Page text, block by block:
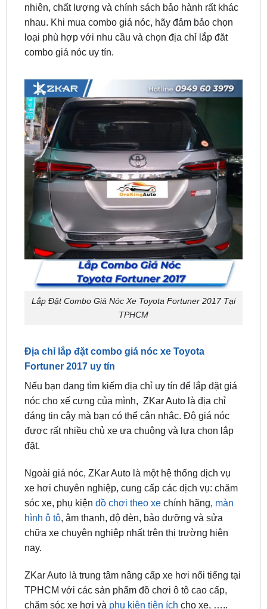
loại phù hợp với nhu cầu và chọn địa chỉ lắp đăt
combo giá nóc uy tín.
Lắp Đặt Combo Giá Nóc Xe Toyota Fortuner 2017 Tại
TPHCM
Địa chỉ lắp đặt combo giá nóc xe Toyota
Nếu bạn đang tìm kiếm địa chỉ uy tín để lắp đặt giá
nóc cho xế cưng của mình, ZKar Auto là địa chỉ
đáng tin cậy mà bạn có thể cân nhắc. Độ giá nóc
được rất nhiều chủ xe ưa chuộng và lựa chọn lắp
đặt.
Ngoài giá nóc, ZKar Auto là một hệ thống dịch vụ
sóc xe, phụ kiện đồ chơi theo xe chính hãng, màn
hình ô tô, âm thanh, độ đèn, bảo dưỡng và sửa
chữa xe chuyên nghiệp nhất trên thị trường hiện
nay.
ZKar Auto là trung tâm nâng cấp xe hơi nổi tiếng tại
chăm sóc xe hơi và phụ kiện tiện íchcho xe, …..
Với thương hiệu và đội ngũ kỹ thuật hơn 10 năm
kinh nghiệm, chúng tôi tự hào mang lại chất lượng